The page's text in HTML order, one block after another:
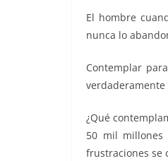
o
o
e
r
El hombre
nunca lo
Contemplar
verdaderamente
¿Qué
50 mil
frustraciones se